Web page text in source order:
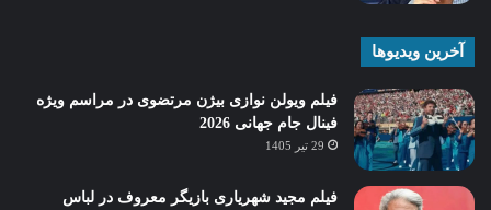
آخرین ویدیوها
فیلم ویولن نوازی بیژن مرتضوی در مراسم ویژه
فینال جام جهانی 2026
29 تیر 1405
فیلم مجید شهریاری بازیگر معروف در لباس